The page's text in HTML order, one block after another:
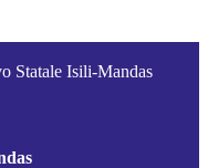
Statale Isili-Mandas